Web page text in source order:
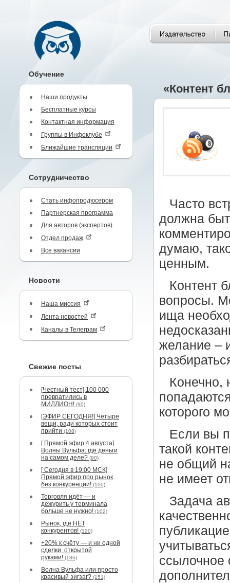
Обучение
Наши продукты
Бесплатные курсы
Контактная информация
Группы в Инфоклубе
Ближайшие трансляции
Сотрудничество
Стать инфопродюсером
Партнерская программа
Для авторов (экспертов)
Отдел продаж
Все вакансии
Новости
Наша миссия
Лента новостей
Каналы в Телеграм
Свежие посты
[Честный тест] 100 000
превратились в
МИЛЛИОН! (90)
[ЭФИР СЕГОДНЯ!] Четыре
вещи, ради которых стоит
прийти (108)
[ Прямой эфир 4 августа]
Волны Вульфа: где деньги
на самом деле? (90)
[ Сегодня в 19:00 МСК]
Прямой эфир про рынок
без конкуренции! (100)
Торговля идёт — и
дежурить у терминала
больше не нужно! (102)
Рынок, где НЕТ
конкурентов! (120)
+20% к счёту — и ни одной
сделки, открытой
руками! (136)
Волна Вульфа или просто
красивый зигзаг? (151)
«Контент
Часто
должна
думаю,
ценным.
Контент
вопросы.
ища
желание –
Конечно,
которого
Если вы
такой
не общий
не имеет
Задача
ссылочное